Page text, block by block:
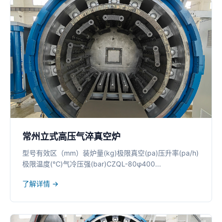
常州立式高压气淬真空炉
型号有效区（mm）装炉量(kg)极限真空(pa)压升率(pa/h)
极限温度(℃)气冷压强(bar)CZQL-80φ400...
了解详情 →